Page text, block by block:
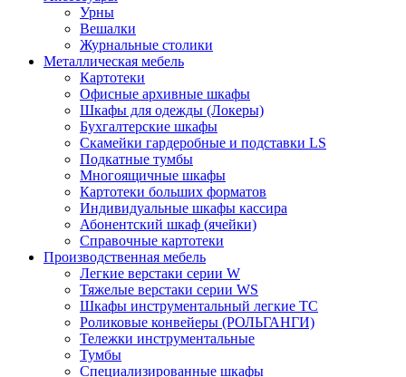
Урны
Вешалки
Журнальные столики
Металлическая мебель
Картотеки
Офисные архивные шкафы
Шкафы для одежды (Локеры)
Бухгалтерские шкафы
Скамейки гардеробные и подставки LS
Подкатные тумбы
Многоящичные шкафы
Картотеки больших форматов
Индивидуальные шкафы кассира
Абонентский шкаф (ячейки)
Справочные картотеки
Производственная мебель
Легкие верстаки серии W
Тяжелые верстаки серии WS
Шкафы инструментальный легкие ТС
Роликовые конвейеры (РОЛЬГАНГИ)
Тележки инструментальные
Тумбы
Специализированные шкафы